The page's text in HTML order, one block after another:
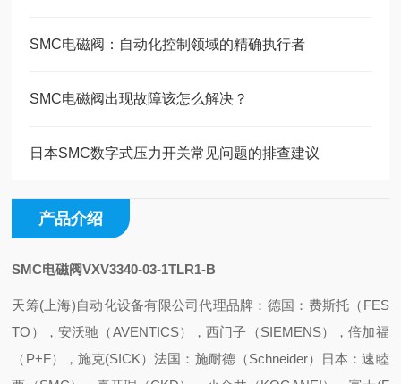
SMC电磁阀：自动化控制领域的精确执行者
SMC电磁阀出现故障该怎么解决？
日本SMC数字式压力开关常见问题的排查建议
产品介绍
SMC电磁阀VXV3340-03-1TLR1-B
天筹(上海)自动化设备有限公司代理品牌： 德国：费斯托（FES
TO），安沃驰（AVENTICS），西门子（SIEMENS），倍加福
（P+F），施克(SICK）法国：施耐德（Schneider）
日本：速睦